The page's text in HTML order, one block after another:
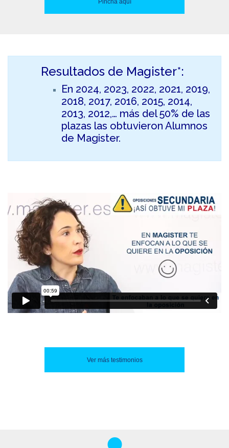
Resultados de Magister*:
En 2024, 2023, 2022, 2021, 2019,
2018, 2017, 2016, 2015, 2014,
2013, 2012,… más del 50% de las
plazas las obtuvieron Alumnos
de Magister.
Ver más testimonios